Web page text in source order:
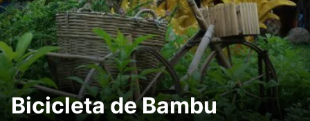
Bicicleta de Bambu